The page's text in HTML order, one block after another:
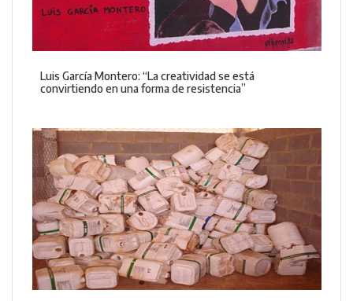
Luis García Montero: “La creatividad se está
convirtiendo en una forma de resistencia”